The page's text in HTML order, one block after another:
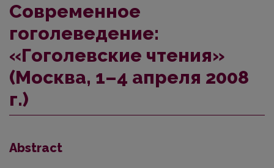
Современное
гоголеведение:
«Гоголевские чтения»
(Москва, 1–4 апреля 2008
г.)
Abstract